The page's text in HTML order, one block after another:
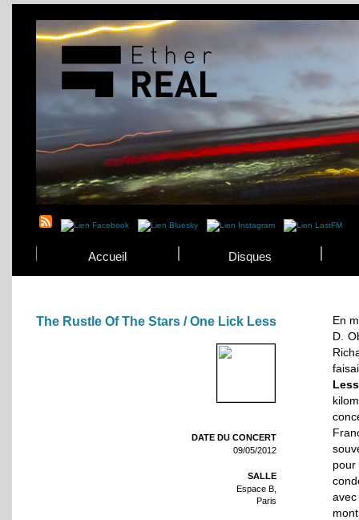
Accueil Disques
The Rustle Of The Stars / One Lick Less
DATE DU CONCERT
09/05/2012
SALLE
Espace B,
Paris
En
D.
Less